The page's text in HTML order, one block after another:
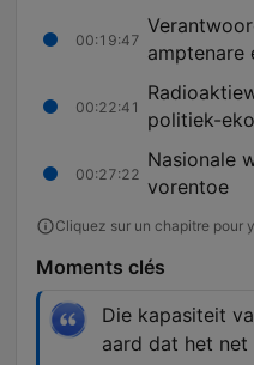
00:19:47
amptenare
00:22:41
politiek-
00:27:22
Nasionale
vorentoe
Cliquez sur un chapitre pour
Moments clés
Die kapasiteit
aard dat het